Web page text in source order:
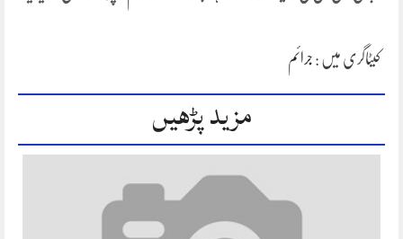
کیٹاگری میں : جرائم
مزید پڑھیں